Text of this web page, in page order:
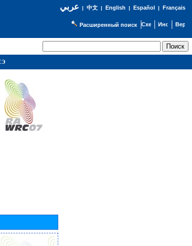
عربي| 中文| English | Español | Français
Расширенный поиск